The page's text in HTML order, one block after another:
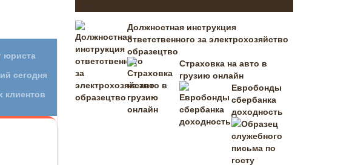
Должностная инструкция
ответственного за электрохозяйство
образецтво
Страховка на авто в
грузию онлайн
Евробонды
сбербанка
доходность